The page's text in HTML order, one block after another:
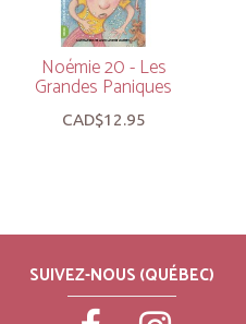
Noémie 20 - Les
Grandes Paniques
CAD$12.95
SUIVEZ-NOUS (QUÉBEC)